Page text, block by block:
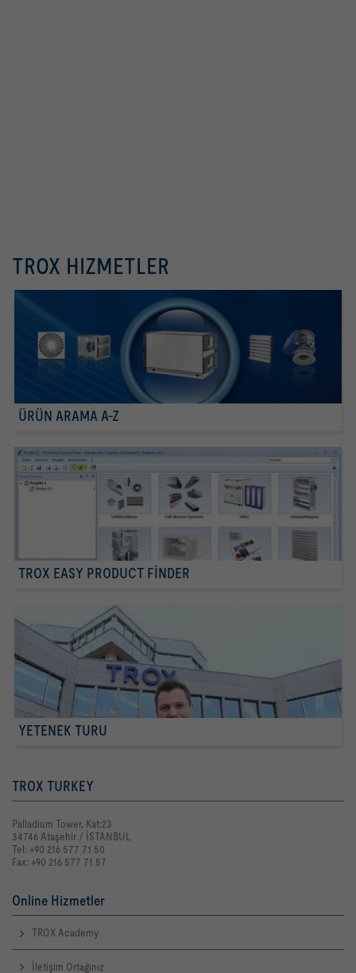
TROX HIZMETLER
ÜRÜN ARAMA A-Z
TROX EASY PRODUCT FINDER
YETENEK TURU
TROX TURKEY
Palladium Tower, Kat:23
34746 Ataşehir / İSTANBUL
Tel: +90 216 577 71 50
Fax: +90 216 577 71 57
Online Hizmetler
TROX Academy
İletişim Ortağınız